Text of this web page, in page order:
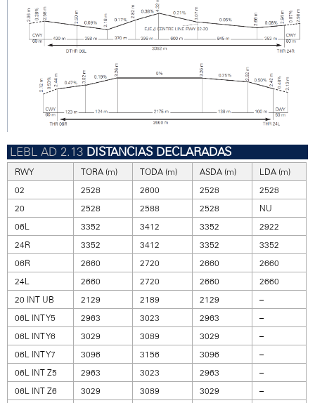
DISTANCIAS DECLARADAS
RWY TORA (m) TODA (m) ASDA (m)
LDA (m)
02
2528 2600 2528
2528
20
2528 2588 2528
NU
06L
3352 3412 3352
2922
24R
3352 3412 3352
3352
06R
2660 2720 2660
2660
24L
2660 2720 2660
2660
20 INT UB
2129 2189 2129
–
06L INT Y5
2963 3023 2963
–
06L INT Y6
3029 3089 3029
–
06L INT Y7
3096 3156 3096
–
06L INT Z5
2963 3023 2963
–
06L INT Z6
3029 3089 3029
–